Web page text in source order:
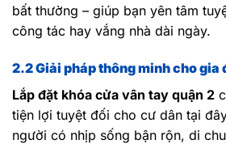
bất thường – giúp bạn yên tâm
công tác hay vắng nhà dài ngày.
2.2 Giải pháp thông minh cho gia
Lắp đặt khóa cửa vân tay quận 2
tiện lợi tuyệt đối cho cư dân tại
người có nhịp sống bận rộn, di